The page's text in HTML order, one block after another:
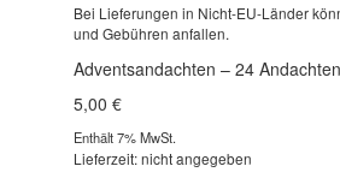
Bei Lieferungen in Nicht-EU-Länder
und Gebühren anfallen.
Adventsandachten – 24
5,00 €
Enthält 7% MwSt.
Lieferzeit: nicht angegeben